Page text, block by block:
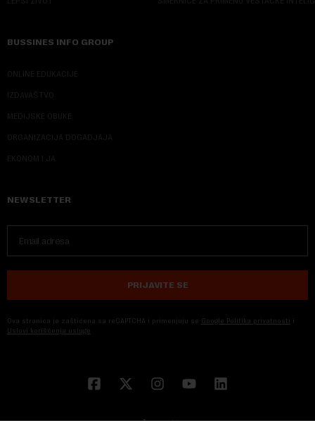
BUSSINES INFO GROUP
ONLINE EDUKACIJE
IZDAVAŠTVO
MEDIJSKE OBUKE
ORGANIZACIJA DOGADJAJA
EKONOM I JA
NEWSLETTER
PRIJAVITE SE
Ova stranica je zaštićena sa reCAPTCHA i primenjuju se Google Politika privatnosti i
Uslovi korišćenja usluge